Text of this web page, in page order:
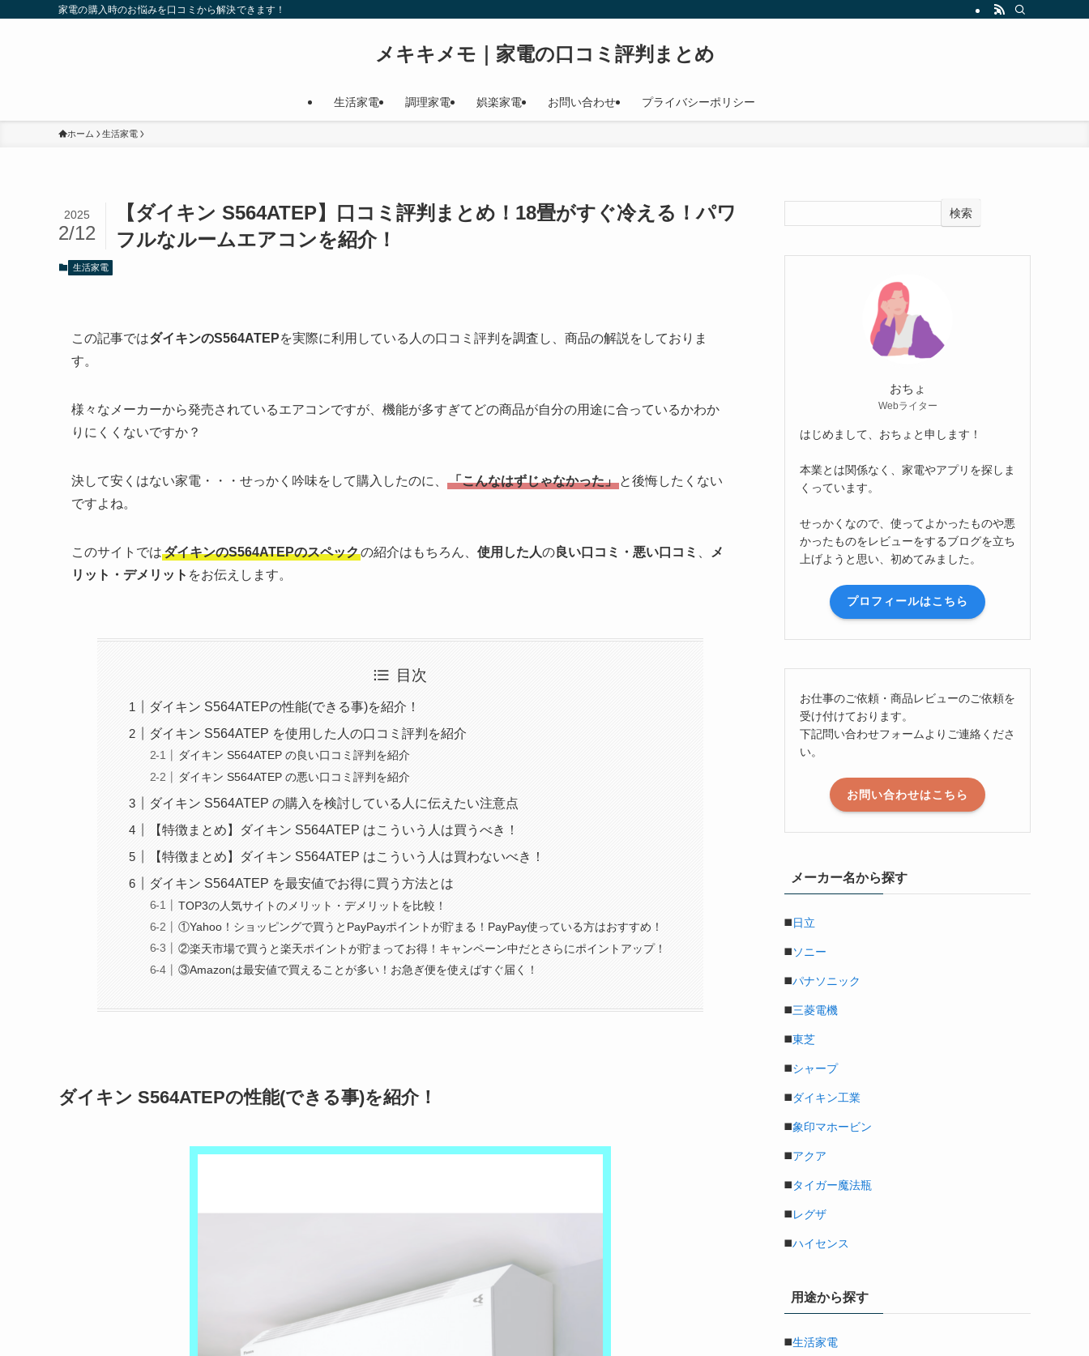
家電の購入時のお悩みを口コミから解決できます！
メキキメモ｜家電の口コミ評判まとめ
生活家電 調理家電 娯楽家電 お問い合わせ プライバシーポリシー
ホーム 生活家電
【ダイキン S564ATEP】口コミ評判まとめ！18畳がすぐ冷える！パワ
フルなルームエアコンを紹介！
2025
2/12
生活家電
この記事ではダイキンのS564ATEPを実際に利用している人の口コミ評判を調査し、商品の解説をしておりま
す。
様々なメーカーから発売されているエアコンですが、機能が多すぎてどの商品が自分の用途に合っているかわか
りにくくないですか？
決して安くはない家電・・・せっかく吟味をして購入したのに、 「こんなはずじゃなかった」 と後悔したくない
ですよね。
このサイトではダイキンのS564ATEPのスペックの紹介はもちろん、 使用した人の 良い口コミ・悪い口コミ
メ
リット・デメリット をお伝えします。
目次
ダイキン S564ATEPの性能(できる事)を紹介！
ダイキン S564ATEP を使用した人の口コミ評判を紹介
ダイキン S564ATEP の良い口コミ評判を紹介
ダイキン S564ATEP の悪い口コミ評判を紹介
ダイキン S564ATEP の購入を検討している人に伝えたい注意点
【特徴まとめ】ダイキン S564ATEP はこういう人は買うべき！
【特徴まとめ】ダイキン S564ATEP はこういう人は買わないべき！
ダイキン S564ATEP を最安値でお得に買う方法とは
TOP3の人気サイトのメリット・デメリットを比較！
①Yahoo！ショッピングで買うとPayPayポイントが貯まる！PayPay使っている方はおすすめ！
②楽天市場で買うと楽天ポイントが貯まってお得！キャンペーン中だとさらにポイントアップ！
③Amazonは最安値で買えることが多い！お急ぎ便を使えばすぐ届く！
ダイキン S564ATEPの性能(できる事)を紹介！
検索
おちょ
Webライター
はじめまして、おちょと申します！
本業とは関係なく、家電やアプリを探しま
くっています。
せっかくなので、使ってよかったものや悪
かったものをレビューをするブログを立ち
上げようと思い、初めてみました。
プロフィールはこちら
お仕事のご依頼・商品レビューのご依頼を
受け付けております。
下記問い合わせフォームよりご連絡くださ
い。
お問い合わせはこちら
メーカー名から探す
◼️日立
◼️ソニー
◼️パナソニック
◼️三菱電機
◼️東芝
◼️シャープ
◼️ダイキン工業
◼️象印マホービン
◼️アクア
◼️タイガー魔法瓶
◼️レグザ
◼️ハイセンス
用途から探す
◼️生活家電